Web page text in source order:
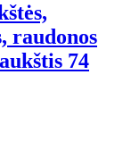
raudonos
74